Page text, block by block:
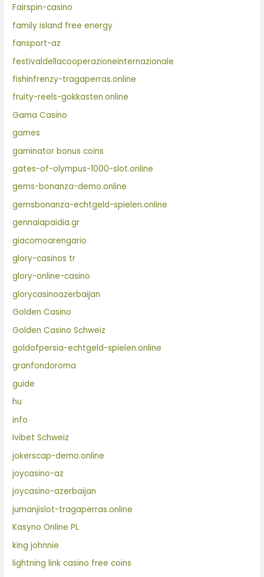
Fairspin-casino
family island free energy
fansport-az
festivaldellacooperazioneinternazionale
fishinfrenzy-tragaperras.online
fruity-reels-gokkasten.online
Gama Casino
games
gaminator bonus coins
gates-of-olympus-1000-slot.online
gems-bonanza-demo.online
gemsbonanza-echtgeld-spielen.online
gennaiapaidia.gr
giacomoarengario
glory-casinos tr
glory-online-casino
glorycasinoazerbaijan
Golden Casino
Golden Casino Schweiz
goldofpersia-echtgeld-spielen.online
granfondoroma
guide
hu
info
Ivibet Schweiz
jokerscap-demo.online
joycasino-az
joycasino-azerbaijan
jumanjislot-tragaperras.online
Kasyno Online PL
king johnnie
lightning link casino free coins